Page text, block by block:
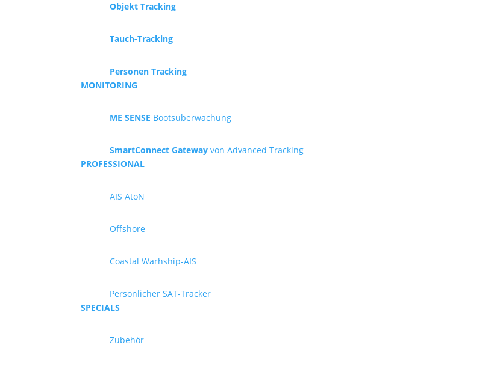
Objekt Tracking
Tauch-Tracking
Personen Tracking
MONITORING
ME SENSE Bootsüberwachung
SmartConnect Gateway von Advanced Tracking
PROFESSIONAL
AIS AtoN
Offshore
Coastal Warhship-AIS
Persönlicher SAT-Tracker
SPECIALS
Zubehör